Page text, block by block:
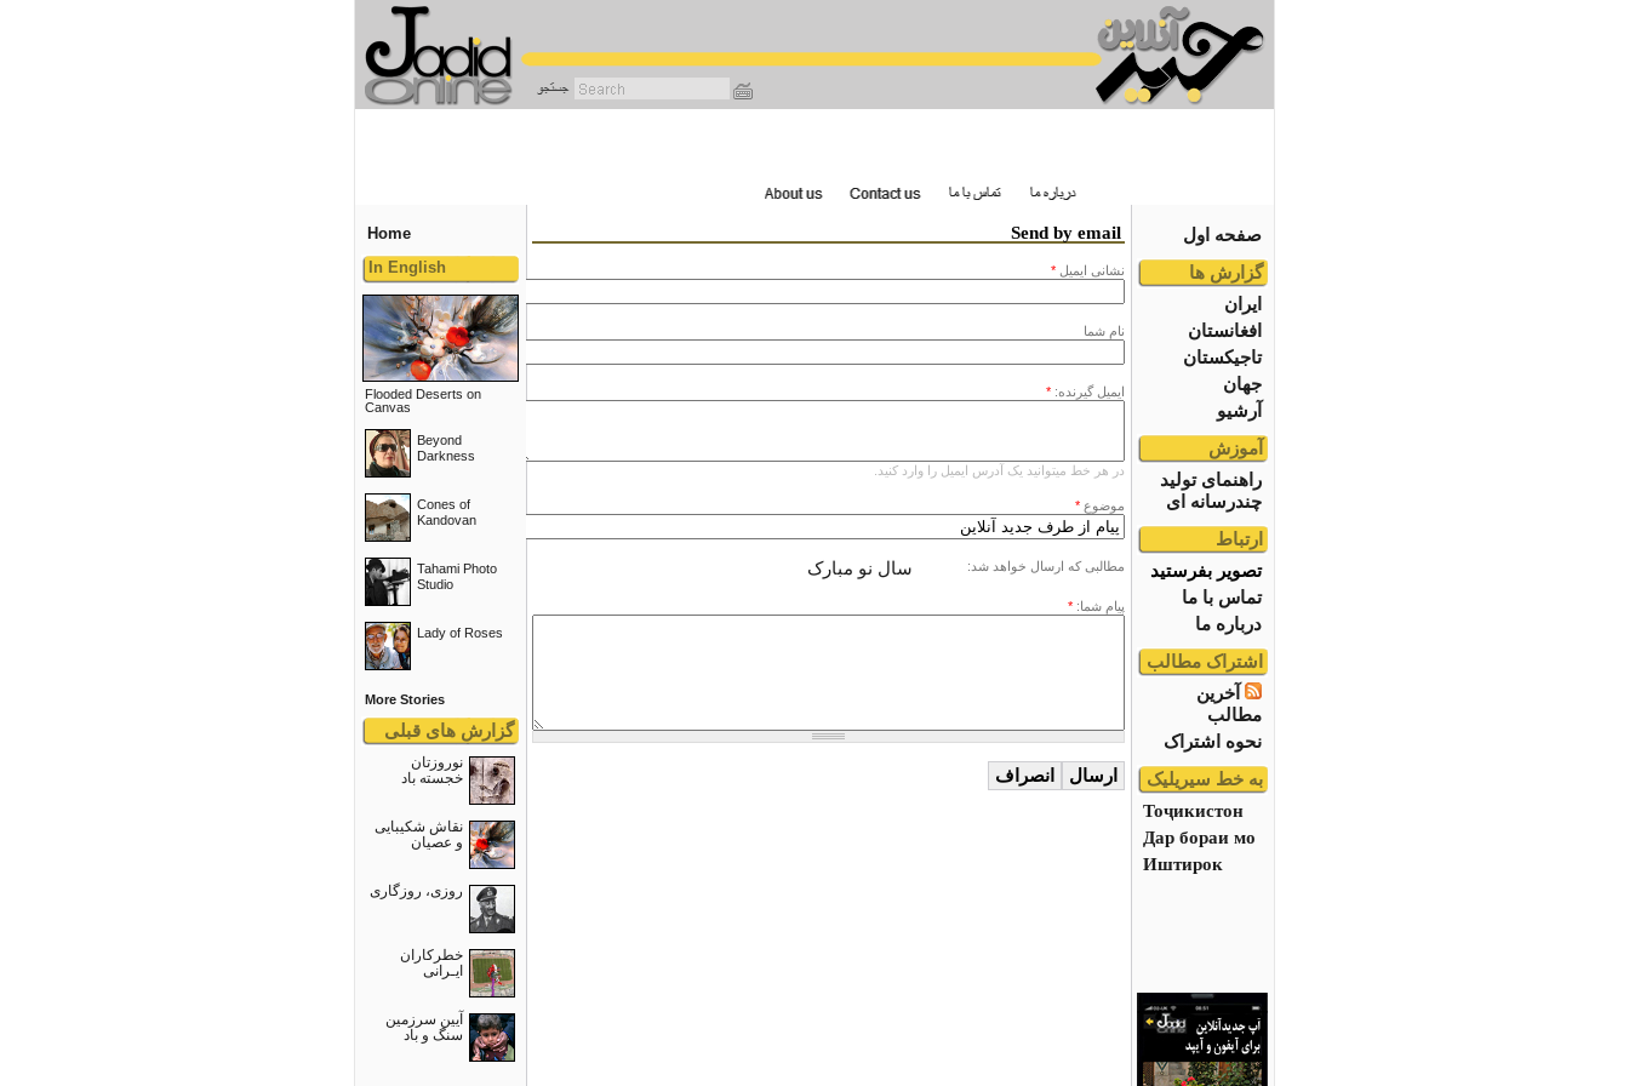
صفحه اول
گزارش ها
ایران
افغانستان
تاجیکستان
جهان
آرشیو
آموزش
راهنمای تولید
چندرسانه ای
ارتباط
تصویر بفرستید
تماس با ما
درباره ما
اشتراک مطالب
آخرین
مطالب
نحوه اشتراک
به خط سیریلیک
Тоҷикистон
Дар бораи мо
Иштирок
Home
In English
Flooded Deserts on
Canvas
Beyond
Darkness
Cones of
Kandovan
Tahami Photo
Studio
Lady of Roses
More Stories
گزارش های قبلی
نوروزتان
خجسته باد
نقاش شکیبایی
و عصيان
روزی، روزگاری
خطرکاران
ایـرانی
آیین سرزمین
سنگ و باد
Send by email
نشانى ايميل *
نام شما
ایمیل گیرنده: *
در هر خط میتوانید یک آدرس ایمیل را وارد کنید.
موضوع *
مطالبی که ارسال خواهد شد: سال نو مبارک
پیام شما: *